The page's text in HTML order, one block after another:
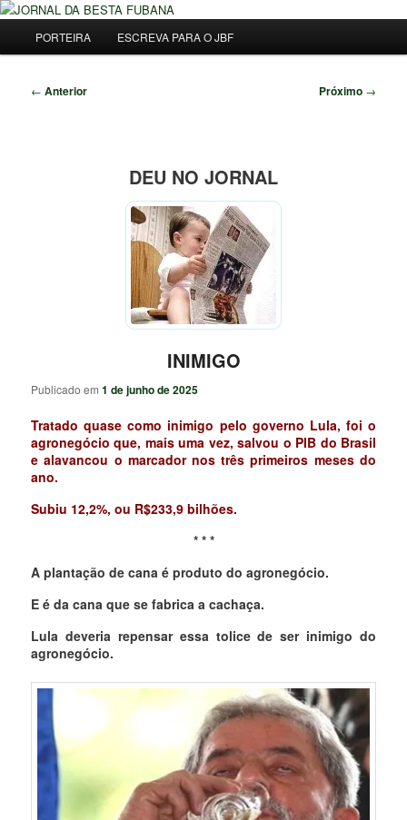
Pular
principal
JORNAL DA BESTA FUBANA
Uma Gazeta Escrota
principal
PORTEIRA ESCREVA PARA O JBF
Navegação
← Anterior Próximo →
DEU NO JORNAL
INIMIGO
Publicado em1 de junho de 2025
Tratado quase como inimigo pelo governo Lula, foi o
agronegócio que, mais uma vez, salvou o PIB do Brasil
e alavancou o marcador nos três primeiros meses do
ano.
Subiu 12,2%, ou R$233,9 bilhões.
* * *
A plantação de cana é produto do agronegócio.
E é da cana que se fabrica a cachaça.
Lula deveria repensar essa tolice de ser inimigo do
agronegócio.